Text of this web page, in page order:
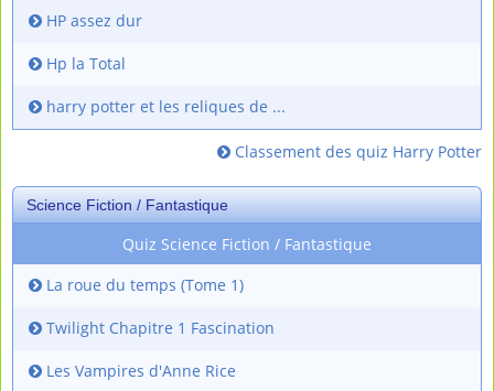
HP assez dur
Hp la Total
harry potter et les reliques de ...
Classement des quiz Harry Potter
Science Fiction / Fantastique
Quiz Science Fiction / Fantastique
La roue du temps (Tome 1)
Twilight Chapitre 1 Fascination
Les Vampires d'Anne Rice